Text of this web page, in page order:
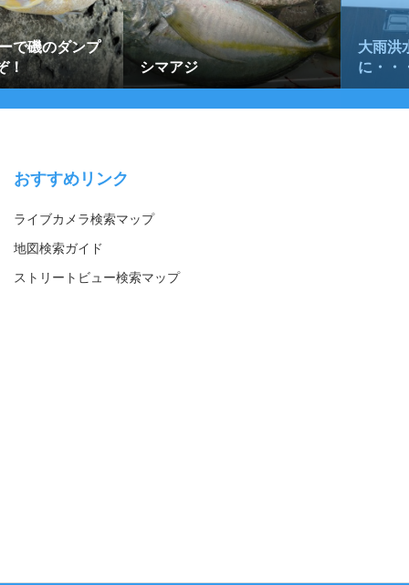
で磯のダンプ
！
シマアジ
大雨洪
に・・
おすすめリンク
ライブカメラ検索マップ
地図検索ガイド
ストリートビュー検索マップ